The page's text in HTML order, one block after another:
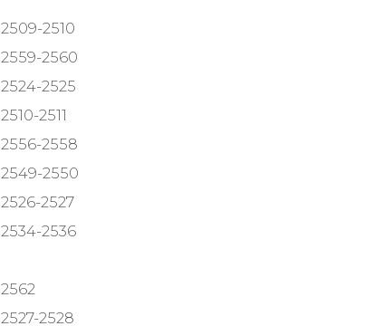
2509-2510
2559-2560
2524-2525
2510-2511
2556-2558
2549-2550
2526-2527
2534-2536
2562
2527-2528